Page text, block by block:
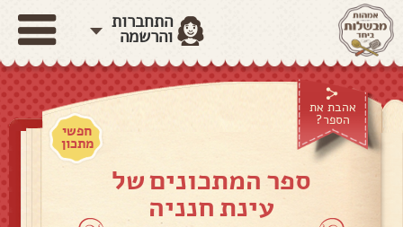
התחברות
והרשמה
אהבת את
הספר?
חפשי
מתכון
ספר המתכונים של
עינת חנניה